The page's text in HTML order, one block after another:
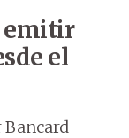
emitir
el